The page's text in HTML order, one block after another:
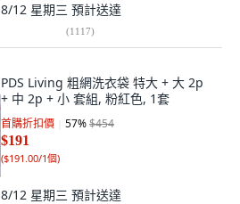
8/12 星期三 預計送達
(1117)
PDS Living 粗網洗衣袋 特大 + 大 2p
+ 中 2p + 小 套組, 粉紅色, 1套
首購折扣價 57%$454
$191
($191.00/1個)
8/12 星期三 預計送達